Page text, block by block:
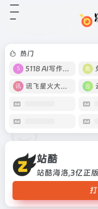
热门
5118 AI写作工具
讯飞星火大模型
站酷
站酷海洛,3亿正